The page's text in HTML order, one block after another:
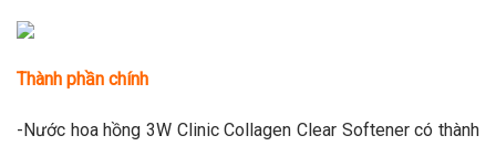
Thành phần chính
-Nước hoa hồng 3W Clinic Collagen Clear Softener có thành